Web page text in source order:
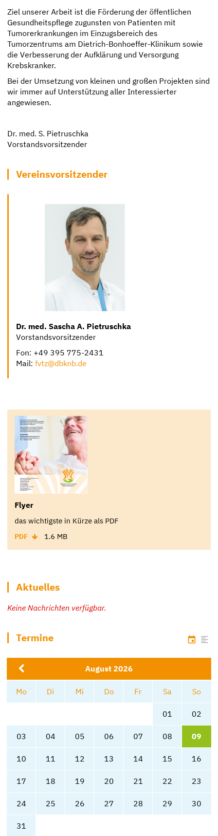
Ziel unserer Arbeit ist die Förderung der öffentlichen
Gesundheitspflege zugunsten von Patienten mit
Tumorerkrankungen im Einzugsbereich des
Tumorzentrums am Dietrich-Bonhoeffer-Klinikum sowie
die Verbesserung der Aufklärung und Versorgung
Krebskranker.
Bei der Umsetzung von kleinen und großen Projekten sind
wir immer auf Unterstützung aller Interessierter
angewiesen.
Dr. med. S. Pietruschka
Vorstandsvorsitzender
Vereinsvorsitzender
Dr. med. Sascha A. Pietruschka
Vorstandsvorsitzender
Fon: +49 395 775-2431
Mail: fvtz@dbknb.de
Flyer
das wichtigste in Kürze als PDF
PDF 1.6 MB
Aktuelles
Keine Nachrichten verfügbar.
Termine
August 2026
Mo Di Mi Do Fr Sa So
01 02
03 04 05 06 07 08 09
10 11 12 13 14 15 16
17 18 19 20 21 22 23
24 25 26 27 28 29 30
31